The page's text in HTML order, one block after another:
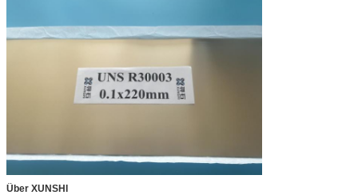
Über XUNSHI